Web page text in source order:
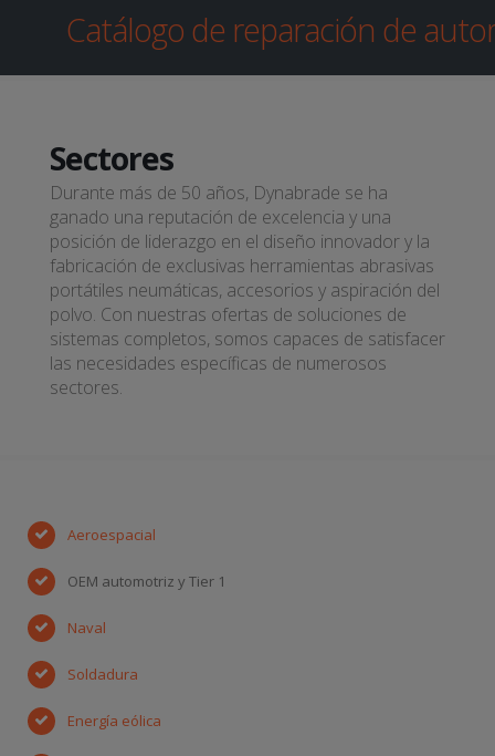
Catálogo de reparación de
Catálogo de abrasivos
Sectores
Durante más de 50 años, Dynabrade se ha
ganado una reputación de excelencia y una
posición de liderazgo en el diseño innovador y la
fabricación de exclusivas herramientas abrasivas
portátiles neumáticas, accesorios y aspiración del
polvo. Con nuestras ofertas de soluciones de
sistemas completos, somos capaces de satisfacer
las necesidades específicas de numerosos
sectores.
Aeroespacial
OEM automotriz y Tier 1
Naval
Soldadura
Energía eólica